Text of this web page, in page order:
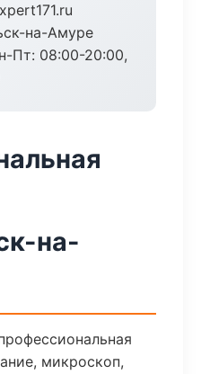
на-Амуре
Пт: 08:00-20:00,
на-
микроскоп,